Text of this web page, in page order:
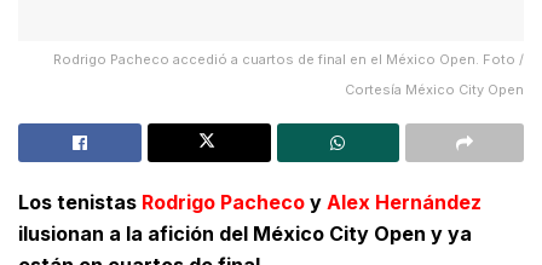
Rodrigo Pacheco accedió a cuartos de final en el México Open. Foto /
Cortesía México City Open
Los tenistas Rodrigo Pacheco y Alex Hernández
ilusionan a la afición del México City Open y ya